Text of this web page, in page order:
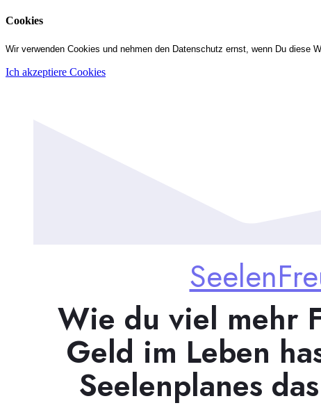
Cookies
Wir verwenden Cookies und nehmen den Datenschutz ernst, wenn Du diese
Ich akzeptiere Cookies
Wie du viel mehr
Geld im Leben
Seelenplanes